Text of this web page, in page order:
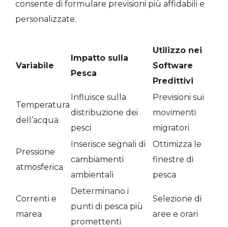
consente di formulare previsioni più affidabili e
personalizzate.
Variabile
Impatto sulla
Pesca
Utilizzo nei
Software
Predittivi
Temperatura
dell’acqua
Influisce sulla
distribuzione dei
pesci
Previsioni sui
movimenti
migratori
Pressione
atmosferica
Inserisce segnali di
cambiamenti
ambientali
Ottimizza le
finestre di
pesca
Correnti e
marea
Determinano i
punti di pesca più
promettenti
Selezione di
aree e orari